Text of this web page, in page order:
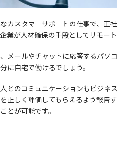
カスタマーサポートの仕事で、
業が人材確保の手段としてリモー
メールやチャットに応答するパソ
に自宅で働けるでしょう。
とのコミュニケーションもビジネ
正しく評価してもらえるよう報告
とが可能です。